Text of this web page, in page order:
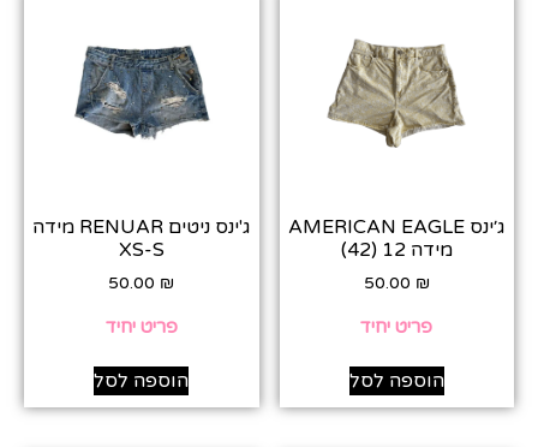
ג׳ינס AMERICAN EAGLE
מידה 12 (42)
50.00 ₪
פריט יחיד
הוספה לסל
ג'ינס ניטים RENUAR מידה
XS-S
50.00 ₪
פריט יחיד
הוספה לסל